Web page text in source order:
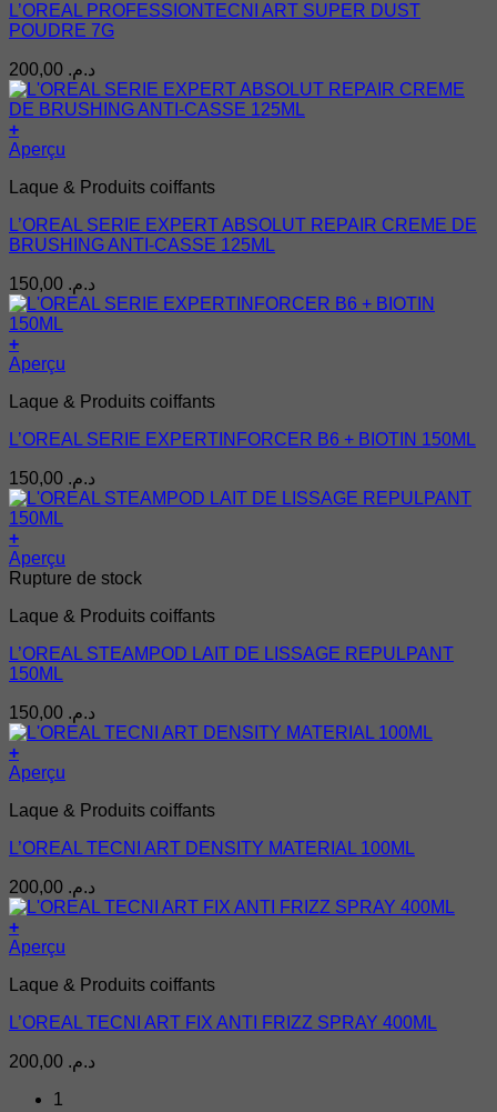
L’OREAL PROFESSIONTECNI ART SUPER DUST
POUDRE 7G
د.م.
+
Aperçu
Laque & Produits coiffants
L’OREAL SERIE EXPERT ABSOLUT REPAIR CREME DE
BRUSHING ANTI-CASSE 125ML
د.م.
+
Aperçu
Laque & Produits coiffants
L’OREAL SERIE EXPERTINFORCER B6 + BIOTIN 150ML
د.م.
+
Aperçu
Rupture de stock
Laque & Produits coiffants
L’OREAL STEAMPOD LAIT DE LISSAGE REPULPANT
150ML
د.م.
+
Aperçu
Laque & Produits coiffants
L’OREAL TECNI ART DENSITY MATERIAL 100ML
د.م.
+
Aperçu
Laque & Produits coiffants
L’OREAL TECNI ART FIX ANTI FRIZZ SPRAY 400ML
د.م.
1